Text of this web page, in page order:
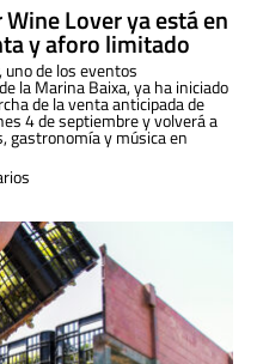
Lover ya está en
y aforo limitado
uno de los eventos
la Marina Baixa, ya ha iniciado
de la venta anticipada de
4 de septiembre y volverá a
gastronomía y música en